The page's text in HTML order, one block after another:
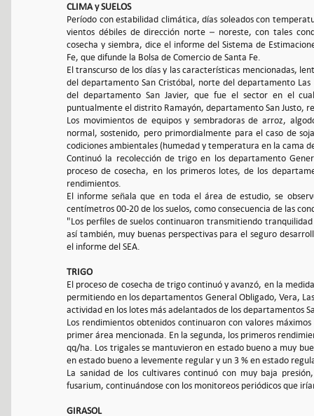
CLIMA y SUELOS
Período con estabilidad climática, días soleados con
vientos débiles de dirección norte – noreste, con tales
cosecha y siembra, dice el informe del Sistema de
Fe, que difunde la Bolsa de Comercio de Santa Fe.
El transcurso de los días y las características mencionadas,
del departamento San Cristóbal, norte del departamento
del departamento San Javier, que fue el sector en el
puntualmente el distrito Ramayón, departamento San Justo,
Los movimientos de equipos y sembradoras de arroz,
normal, sostenido, pero primordialmente para el caso de
codiciones ambientales (humedad y temperatura en la cama
Continuó la recolección de trigo en los departamento
proceso de cosecha, en los primeros lotes, de los
rendimientos.
El informe señala que en toda el área de estudio, se
centímetros 00-20 de los suelos, como consecuencia de las
"Los perfiles de suelos continuaron transmitiendo
así también, muy buenas perspectivas para el seguro
el informe del SEA.
TRIGO
El proceso de cosecha de trigo continuó y avanzó, en la
permitiendo en los departamentos General Obligado, Vera,
actividad en los lotes más adelantados de los departamentos
Los rendimientos obtenidos continuaron con valores
primer área mencionada. En la segunda, los primeros
qq/ha. Los trigales se mantuvieron en estado bueno a muy
en estado bueno a levemente regular y un 3 % en estado
La sanidad de los cultivares continuó con muy baja
fusarium, continuándose con los monitoreos periódicos que
GIRASOL